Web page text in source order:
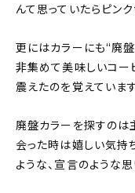
んて思っていたらピン
更にはカラーにも“廃
非集めて美味しいコー
震えたのを覚えています
廃盤カラーを探すのは
会った時は嬉しい気持
ような、宣言のような